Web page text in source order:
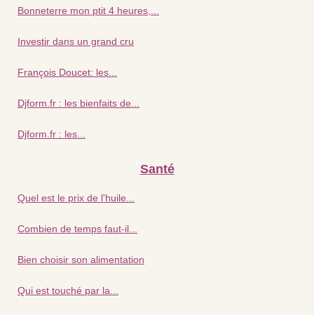
Bonneterre mon ptit 4 heures,...
Investir dans un grand cru
François Doucet: les...
Djform.fr : les bienfaits de...
Djform.fr : les...
Santé
Quel est le prix de l'huile...
Combien de temps faut-il...
Bien choisir son alimentation
Qui est touché par la...